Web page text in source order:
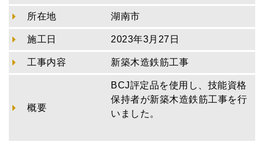
所在地 湖南市
施工日 2023年3月27日
工事内容 新築木造鉄筋工事
概要
BCJ評定品を使用し、技能資格
保持者が新築木造鉄筋工事を行
いました。